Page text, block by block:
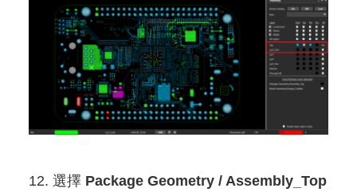
12. 選擇 Package Geometry / Assembly_Top